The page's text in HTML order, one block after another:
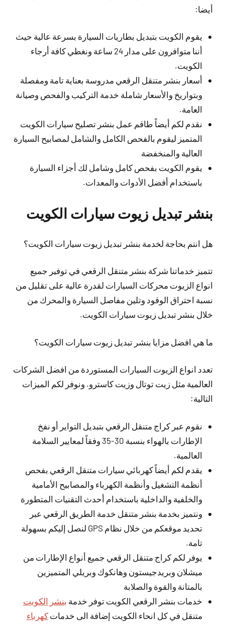
أيضا:
يقوم الكويت بتبديل بطاريات السيارة بسرعة عالية حيث
أننا متوافرون على مدار 24 ساعة ونغطي كافة أرجاء
الكويت.
أسعار بنشر متنقل الرقعي مدروسة بعناية تامة ومفصلة
وبتواريخ والأسعار شاملة خدمة التركيب والفحص وصيانة
العامة.
نقدم لكم أيضاً طاقم عمل بنشر تصليح سيارات الكويت
المتميز ليقوم بالفحص الكامل والشامل لمصابيح السيارة
العالية والمنخفضة
يقوم الكويت بفحص كامل وشامل لك أجزاء السيارة
باستخدام أفضل الأدوات والمعدات.
بنشر تبديل زيوت سيارات الكويت
هل انتم بحاجة لخدمة بنشر تبديل زيوت سيارات الكويت؟
تتميز خدماتنا شركة بنشر متنقل الرقعي في توفير جميع
انواع الزيوت محركات السيارات لقدرة عالية على تقليل من
نسبة احتراق الوقود وتلين مفاصل السيارة والمحرك من
خلال بنشر تبديل زيوت سيارات الكويت.
ما هي افضل مزايا بنشر تبديل زيوت سيارات الكويت؟
تعدد انواع الزيوت السيارات المستوردة من افضل الشركات
العالمية مثل زيت توتال وزيت كاسترو. ونوفر لكم الميزات
التالية:
نقوم عبر كراج متنقل الرقعي بتبديل التواير أو نفخ
الإطارات بالهواء بنسبة 30-35 وفقاً لمعايير السلامة
العالمية.
يقدم لكم أيضاً كهربائي سيارات متنقل الرقعي بفحص
أنظمة التشغيل وأنظمة الكهرباء والمصابيح الأمامية
والخلفية والداخلية باستخدام أحدث التقنيات المتطورة
ونتميز بخدمة بنشر متنقل خدمة الطريق الرقعي عبر
تحديد موقعكم من خلال نظام GPS لنصل إليكم بسهولة
تامة.
يوفر لكم كراج متنقل الرقعي جميع أنواع الإطارات من
ميشلان وبريدجيستون وهانكوك وبريلي المتميزين
بالمتانة والقوة والصلابة
خدمات بنشر الرقعي الكويت توفر خدمة بنشر الكويت
متنقل في كل انحاء الكويت إضافة الى خدماتكهرباء